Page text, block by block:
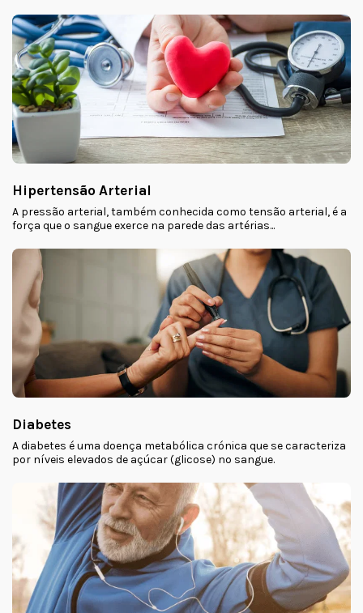
Hipertensão Arterial
A pressão arterial, também conhecida como tensão arterial, é a
força que o sangue exerce na parede das artérias...
Diabetes
A diabetes é uma doença metabólica crónica que se caracteriza
por níveis elevados de açúcar (glicose) no sangue.